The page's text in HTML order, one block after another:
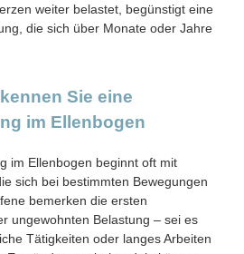
weiter belastet, begünstigt eine
die sich über Monate oder Jahre
Sie eine
im Ellenbogen
im Ellenbogen beginnt oft mit
sich bei bestimmten Bewegungen
bemerken die ersten
ungewohnten Belastung – sei es
Tätigkeiten oder langes Arbeiten